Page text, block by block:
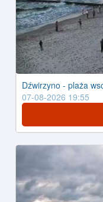
Dźwirzyno - plaża
07-08-2026 19:55